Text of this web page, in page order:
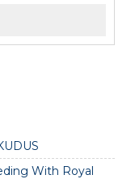
With Royal